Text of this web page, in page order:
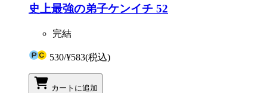
史上最強の弟子ケンイチ 52
完結
530/¥583(税込)
カートに追加